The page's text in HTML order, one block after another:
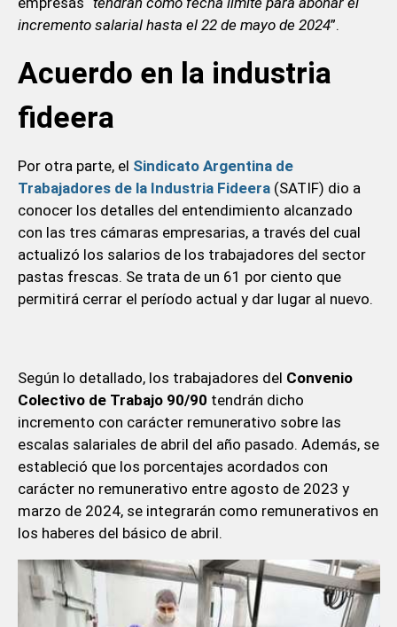
incremento salarial hasta el 22 de mayo de 2024”.
Acuerdo en la industria
fideera
Por otra parte, el Sindicato Argentina de
Trabajadores de la Industria Fideera (SATIF) dio a
conocer los detalles del entendimiento alcanzado
con las tres cámaras empresarias, a través del cual
actualizó los salarios de los trabajadores del sector
pastas frescas. Se trata de un 61 por ciento que
permitirá cerrar el período actual y dar lugar al nuevo.
Según lo detallado, los trabajadores del Convenio
Colectivo de Trabajo 90/90 tendrán dicho
incremento con carácter remunerativo sobre las
escalas salariales de abril del año pasado. Además, se
estableció que los porcentajes acordados con
carácter no remunerativo entre agosto de 2023 y
marzo de 2024, se integrarán como remunerativos en
los haberes del básico de abril.